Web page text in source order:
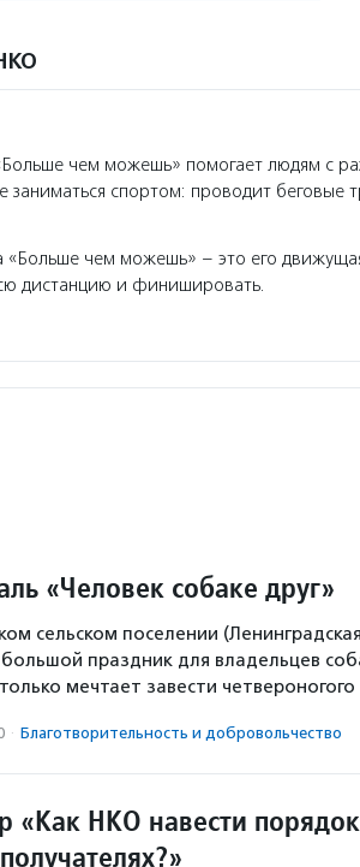
чем можешь» помогает людям с
спортом: проводит беговые
чем можешь» – это его
дистанцию и финишировать.
«Человек собаке друг»
сельском поселении
большой праздник для владельцев
мечтает завести четвероногого
· Благотвори­тель­ность и доброволь­чест­во
«Как НКО навести